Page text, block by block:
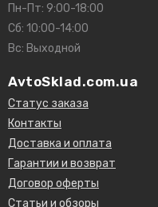
Пн-Пт: 9:00-18:00
Сб: 10:00-14:00
Вс: Выходной
AvtoSklad.com.ua
Статус заказа
Контакты
Доставка и оплата
Гарантии и возврат
Договор оферты
Статьи и обзоры